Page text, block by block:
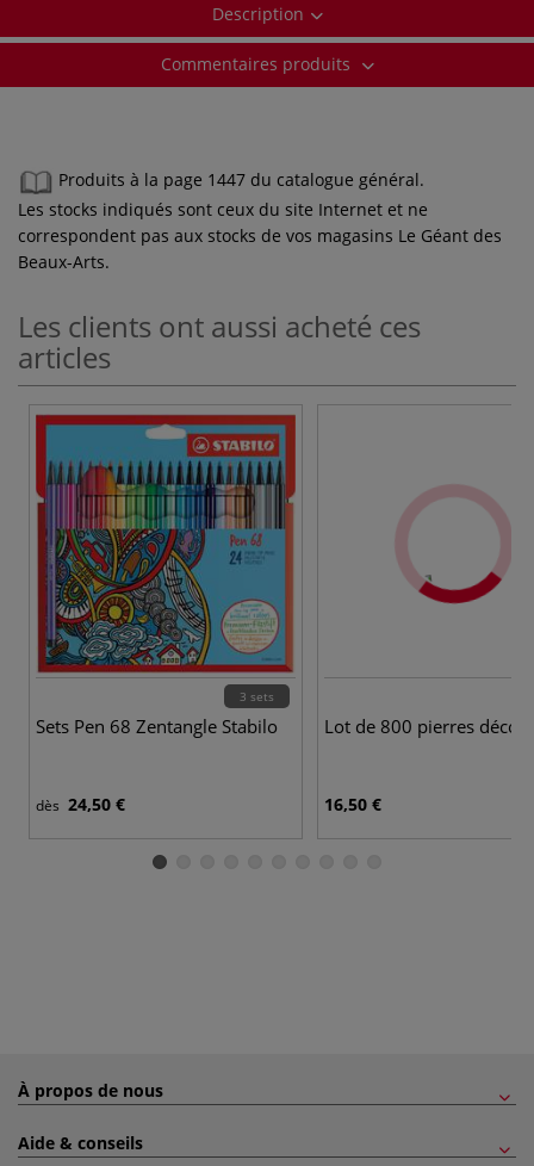
Description
Commentaires produits
Produits à la page 1447 du catalogue général.
Les stocks indiqués sont ceux du site Internet et ne
correspondent pas aux stocks de vos magasins Le Géant des
Beaux-Arts.
Les clients ont aussi acheté ces
articles
3 sets
Sets Pen 68 Zentangle Stabilo
dès 24,50 €
Lot de 800 pierres
16,50 €
À propos de nous
Aide & conseils